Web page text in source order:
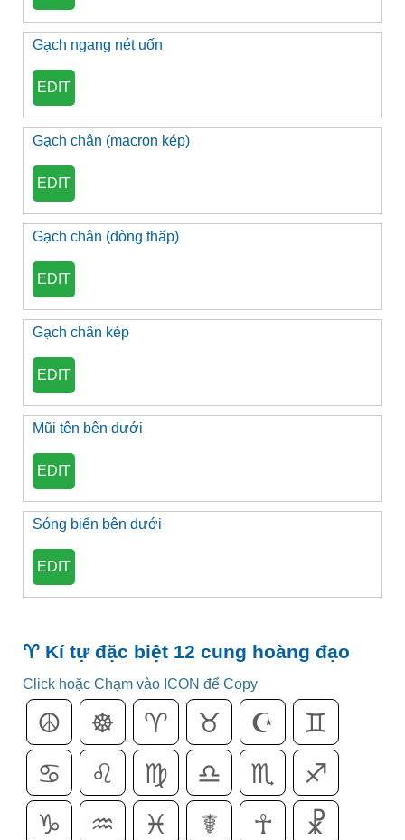
Gạch ngang nét uốn
EDIT
Gạch chân (macron kép)
EDIT
Gạch chân (dòng thấp)
EDIT
Gạch chân kép
EDIT
Mũi tên bên dưới
EDIT
Sóng biển bên dưới
EDIT
♈ Kí tự đặc biệt 12 cung hoàng đạo
Click hoặc Chạm vào ICON để Copy
☮ ☸ ♈ ♉ ☪
♊
♋
♌ ♍ ♎ ♏
♐
♑
♒ ♓ ☤ ☥
☧